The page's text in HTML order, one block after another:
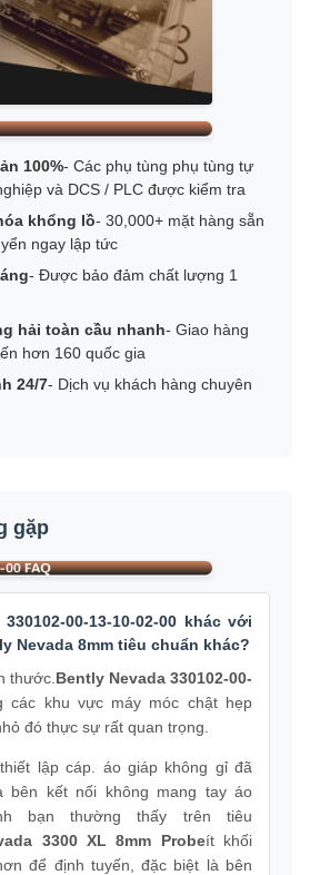
100%- Các phụ tùng phụ tùng tự
và DCS / PLC được kiểm tra
khổng lồ- 30,000+ mặt hàng sẵn
ngay lập tức
- Được bảo đảm chất lượng 1
hải toàn cầu nhanh- Giao hàng
hơn 160 quốc gia
24/7- Dịch vụ khách hàng chuyên
gặp
00-13-10-02-00 khác với
Nevada 8mm tiêu chuẩn khác?
thước. Bently Nevada 330102-00-
các khu vực máy móc chật hẹp
đó thực sự rất quan trọng.
lập cáp. áo giáp không gỉ đã
bên kết nối không mang tay áo
bạn thường thấy trên tiêu
3300 XL 8mm Probeít khối
để định tuyến, đặc biệt là bên